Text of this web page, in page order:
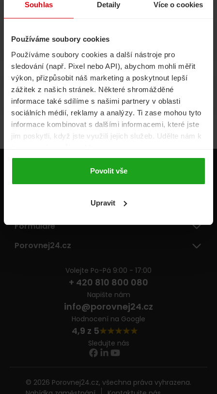
Souhlas Detaily Více o cookies
Používáme soubory cookies
Používáme soubory cookies a další nástroje pro
sledování (např. Pixel nebo API), abychom mohli měřit
výkon, přizpůsobit náš marketing a poskytnout lepší
zážitek z našich stránek. Některé shromážděné
informace také sdílíme s našimi partnery v oblasti
sociálních médií, reklamy a analýzy. Ti zase mohou tyto
informace kombinovat s dalšími informacemi, které jste
jim poskytli, když jste využili jejich služeb. Udělte nám k
Povolit vše
Upravit
Volání, internet, TV
Životní pojištění Energie
Pojišťovny
Formuláře
Porovnej24.cz
Volejte Po-Pá 9:00 - 17:00
+ 420 810 800 080
Napište nám
info@porovnej24.cz
Hodnocení na Google
4,9 z 5
Sledujte nás
© 2026 Porovnej24.cz, všechna práva vyhrazena.